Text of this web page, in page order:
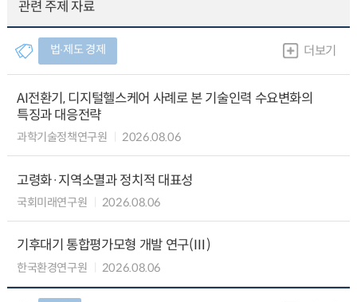
관련 주제 자료
법∙제도 경제 더보기
AI전환기, 디지털헬스케어 사례로 본 기술인력 수요변화의
특징과 대응전략
과학기술정책연구원 2026.08.06
고령화·지역소멸과 정치적 대표성
국회미래연구원 2026.08.06
기후대기 통합평가모형 개발 연구(Ⅲ)
한국환경연구원 2026.08.06